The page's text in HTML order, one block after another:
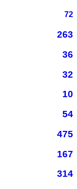
72
263
36
32
10
54
475
167
314